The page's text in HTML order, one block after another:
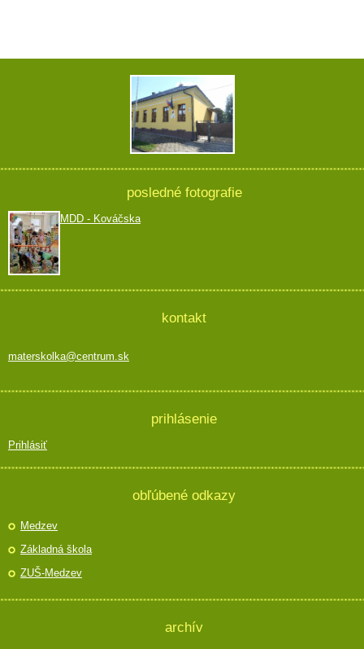
posledné fotografie
MDD - Kováčska
kontakt
materskolka@centrum.sk
prihlásenie
Prihlásiť
obľúbené odkazy
Medzev
Základná škola
ZUŠ-Medzev
archív